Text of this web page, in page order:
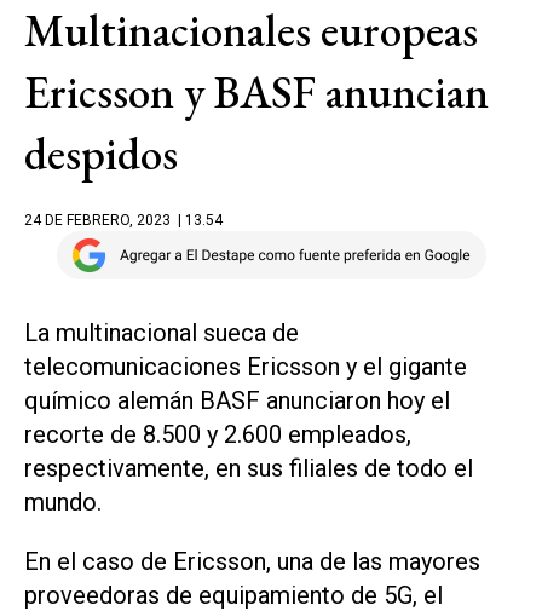
Multinacionales europeas
Ericsson y BASF anuncian
despidos
24 DE FEBRERO, 2023 | 13.54
La multinacional sueca de
telecomunicaciones Ericsson y el gigante
químico alemán BASF anunciaron hoy el
recorte de 8.500 y 2.600 empleados,
respectivamente, en sus filiales de todo el
mundo.
En el caso de Ericsson, una de las mayores
proveedoras de equipamiento de 5G, el